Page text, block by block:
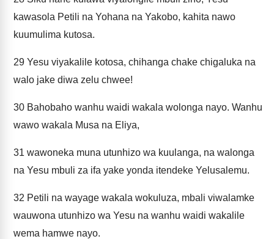
kawasola Petili na Yohana na Yakobo, kahita nawo
kuumulima kutosa.
29 Yesu viyakalile kotosa, chihanga chake chigaluka na
walo jake diwa zelu chwee!
30 Bahobaho wanhu waidi wakala wolonga nayo. Wanhu
wawo wakala Musa na Eliya,
31 wawoneka muna utunhizo wa kuulanga, na walonga
na Yesu mbuli za ifa yake yonda itendeke Yelusalemu.
32 Petili na wayage wakala wokuluza, mbali viwalamke
wauwona utunhizo wa Yesu na wanhu waidi wakalile
wema hamwe nayo.